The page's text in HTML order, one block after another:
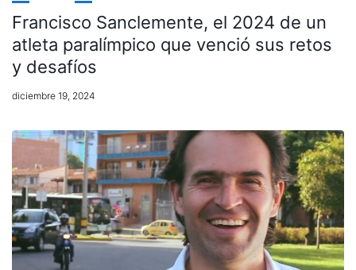
Francisco Sanclemente, el 2024 de un
atleta paralímpico que venció sus retos
y desafíos
diciembre 19, 2024